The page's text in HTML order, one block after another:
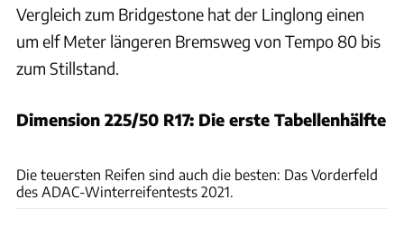
Vergleich zum Bridgestone hat der Linglong einen
um elf Meter längeren Bremsweg von Tempo 80 bis
zum Stillstand.
Dimension 225/50 R17: Die erste Tabellenhälfte
Die teuersten Reifen sind auch die besten: Das Vorderfeld
des ADAC-Winterreifentests 2021.